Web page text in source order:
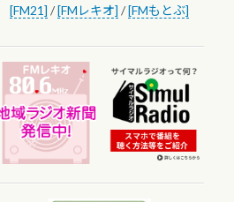
[FM21] /[FMレキオ] /[FMもとぶ]